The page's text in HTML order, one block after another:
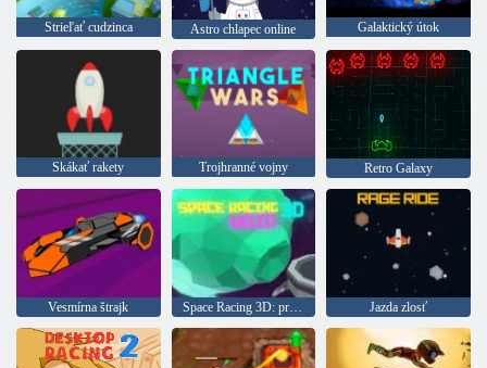
Strieľať cudzinca Astro chlapec online Galaktický útok
Skákať rakety Trojhranné vojny Retro Galaxy
Vesmírna štrajk Space Racing 3D: prázdnota Jazda zlosť